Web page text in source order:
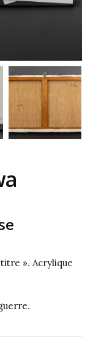
». Acrylique